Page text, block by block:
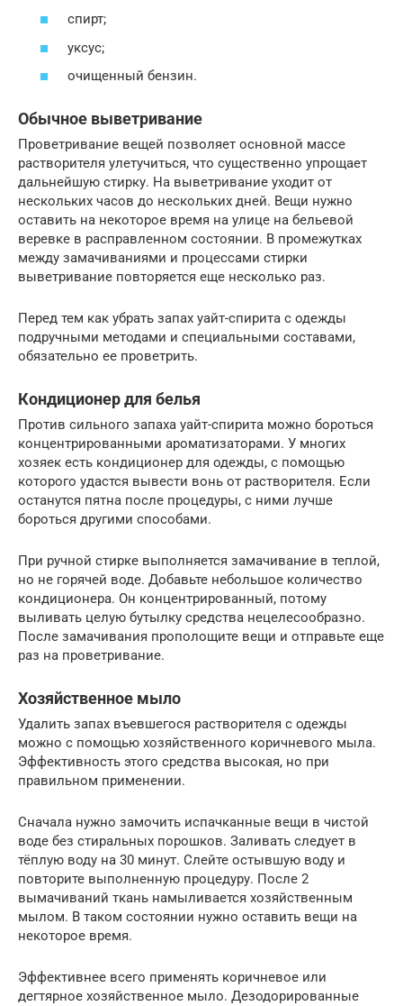
спирт;
уксус;
очищенный бензин.
Обычное выветривание
Проветривание вещей позволяет основной массе
растворителя улетучиться, что существенно упрощает
дальнейшую стирку. На выветривание уходит от
нескольких часов до нескольких дней. Вещи нужно
оставить на некоторое время на улице на бельевой
веревке в расправленном состоянии. В промежутках
между замачиваниями и процессами стирки
выветривание повторяется еще несколько раз.
Перед тем как убрать запах уайт-спирита с одежды
подручными методами и специальными составами,
обязательно ее проветрить.
Кондиционер для белья
Против сильного запаха уайт-спирита можно бороться
концентрированными ароматизаторами. У многих
хозяек есть кондиционер для одежды, с помощью
которого удастся вывести вонь от растворителя. Если
останутся пятна после процедуры, с ними лучше
бороться другими способами.
При ручной стирке выполняется замачивание в теплой,
но не горячей воде. Добавьте небольшое количество
кондиционера. Он концентрированный, потому
выливать целую бутылку средства нецелесообразно.
После замачивания прополощите вещи и отправьте еще
раз на проветривание.
Хозяйственное мыло
Удалить запах въевшегося растворителя с одежды
можно с помощью хозяйственного коричневого мыла.
Эффективность этого средства высокая, но при
правильном применении.
Сначала нужно замочить испачканные вещи в чистой
воде без стиральных порошков. Заливать следует в
тёплую воду на 30 минут. Слейте остывшую воду и
повторите выполненную процедуру. После 2
вымачиваний ткань намыливается хозяйственным
мылом. В таком состоянии нужно оставить вещи на
некоторое время.
Эффективнее всего применять коричневое или
дегтярное хозяйственное мыло. Дезодорированные